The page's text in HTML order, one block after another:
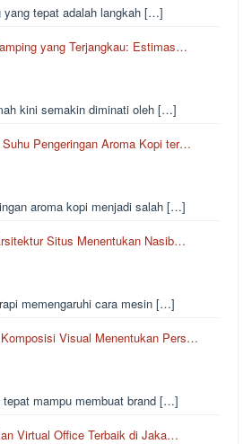
yang tepat adalah langkah […]
yang Terjangkau: Estimas…
kini semakin diminati oleh […]
Suhu Pengeringan Aroma Kopi ter…
aroma kopi menjadi salah […]
Situs Menentukan Nasib…
memengaruhi cara mesin […]
Visual Menentukan Pers…
mampu membuat brand […]
Virtual Office Terbaik di Jaka…